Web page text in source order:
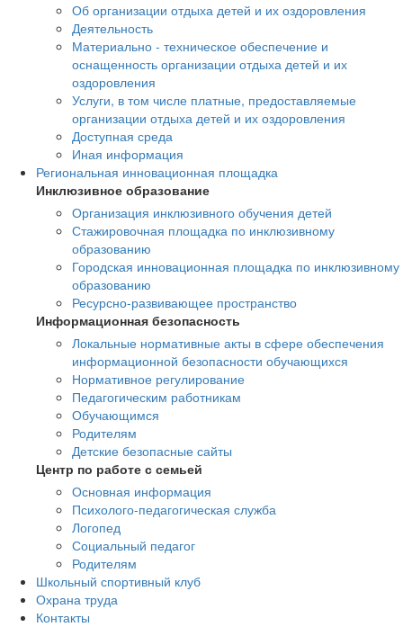
Об организации отдыха детей и их оздоровления
Деятельность
Материально - техническое обеспечение и
оснащенность организации отдыха детей и их
оздоровления
Услуги, в том числе платные, предоставляемые
организации отдыха детей и их оздоровления
Доступная среда
Иная информация
Региональная инновационная площадка
Инклюзивное образование
Организация инклюзивного обучения детей
Стажировочная площадка по инклюзивному
образованию
Городская инновационная площадка по инклюзивному
образованию
Ресурсно-развивающее пространство
Информационная безопасность
Локальные нормативные акты в сфере обеспечения
информационной безопасности обучающихся
Нормативное регулирование
Педагогическим работникам
Обучающимся
Родителям
Детские безопасные сайты
Центр по работе с семьей
Основная информация
Психолого-педагогическая служба
Логопед
Социальный педагог
Родителям
Школьный спортивный клуб
Охрана труда
Контакты